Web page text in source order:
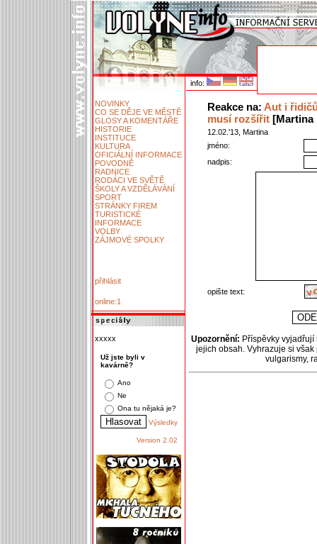
info:
NOVINKY
CO SE DĚJE VE MĚSTĚ
GLOSY A KOMENTÁŘE
HISTORIE
INSTITUCE
KULTURA
OFICIÁLNÍ INFORMACE
POVODNĚ
RADNICE
RODÁCI VE SVĚTĚ
ŠKOLY A VZDĚLÁVÁNÍ
SPORT
STRÁNKY FIREM
TURISTICKÉ
INFORMACE
VOLBY
ZÁJMOVÉ SPOLKY
přihlásit
online:1
xxxxx
Už jste byli v
kavárně?
Ano
Ne
Ona tu nějaká je?
Výsledky
Version 2.02
Reakce na: Aut i
musí rozšířit[Martina
12.02.'13, Martina
jméno:
nadpis:
opište text:
Upozornění: Příspěvky
jejich obsah. Vyhrazuje si
vulgarismy,